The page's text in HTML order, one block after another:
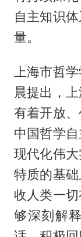
自主知识
量。
上海市哲
晨提出，
有着开放
中国哲学
现代化伟
特质的基
收人类一
够深刻解